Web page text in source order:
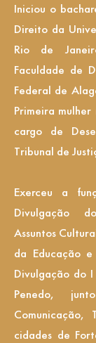
Iniciou o
Direito da
Rio de
Faculdade de
Federal de
Primeira
cargo de
Tribunal de
Exerceu a
Divulgação
Assuntos
da Educação
Divulgação do
Penedo,
Comunicação,
cidades de